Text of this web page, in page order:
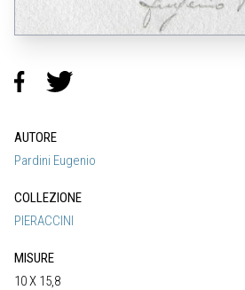
AUTORE
Pardini Eugenio
COLLEZIONE
PIERACCINI
MISURE
10 X 15,8